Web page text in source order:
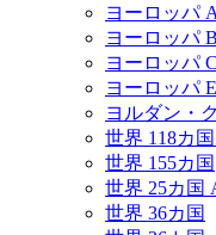
ヨーロッパ A
ヨーロッパ B
ヨーロッパ C
ヨーロッパ E
ヨルダン・
世界 118カ国
世界 155カ国
世界 25カ国
世界 36カ国